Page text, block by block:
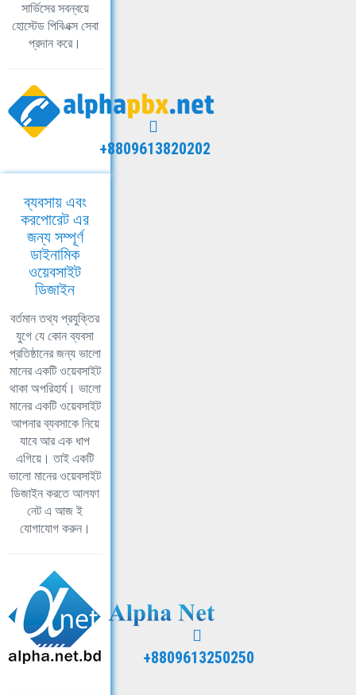
সার্ভিসের সবন্বয়ে
হোস্টেড পিবিএক্স সেবা
প্রদান করে।
+8809613820202
ব্যবসায় এবং
করপোরেট এর
জন্য সম্পূর্ণ
ডাইনামিক
ওয়েবসাইট
ডিজাইন
বর্তমান তথ্য প্রযুক্তির
যুগে যে কোন ব্যবসা
প্রতিষ্ঠানের জন্য ভালো
মানের একটি ওয়েবসাইট
থাকা অপরিহার্য। ভালো
মানের একটি ওয়েবসাইট
আপনার ব্যবসাকে নিয়ে
যাবে আর এক ধাপ
এগিয়ে। তাই একটি
ভালো মানের ওয়েবসাইট
ডিজাইন করতে আলফা
নেট এ আজ ই
যোগাযোগ করুন।
+8809613250250